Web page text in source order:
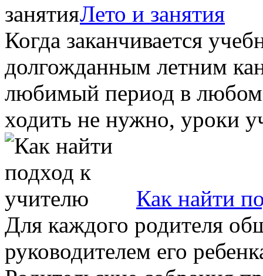
Лето и занятия
Когда заканчивается
долгожданным летним
любимый период в любом
ходить не нужно, уроки
Как найти
Для каждого родителя
руководителем его